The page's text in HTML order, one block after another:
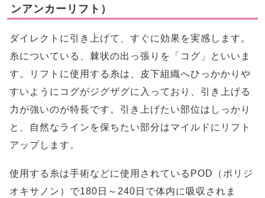
ンアンカーリフト）
ダイレクトに引き上げて、すぐに効果を実感します。
糸についている、棘状の出っ張りを「コグ」といいま
す。リフトに使用する糸は、皮下組織へひっかかりや
すいようにコグがジグザグに入っており、引き上げる
力が強いのが特長です。引き上げたい部位はしっかり
と、自然なラインを保ちたい部分はマイルドにリフト
アップします。
使用する糸は手術などに使用されているPOD（ポリジ
オキサノン）で180日～240日で体内に吸収されま